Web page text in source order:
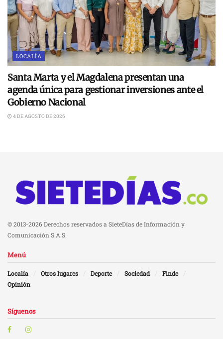
LOCALÍA
Santa Marta y el Magdalena presentan una
agenda única para gestionar inversiones ante el
Gobierno Nacional
4 DE AGOSTO DE 2026
© 2013-2026 Derechos reservados a SieteDías de Información y
Comunicación S.A.S.
Menú
Localía Otros lugares Deporte Sociedad
Finde
Opinión
Síguenos